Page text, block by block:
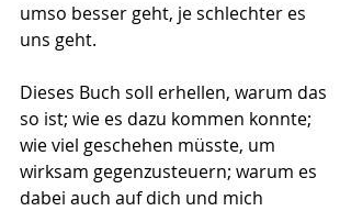
umso besser geht, je schlechter es
uns geht.
Dieses Buch soll erhellen, warum das
so ist; wie es dazu kommen konnte;
wie viel geschehen müsste, um
wirksam gegenzusteuern; warum es
dabei auch auf dich und mich